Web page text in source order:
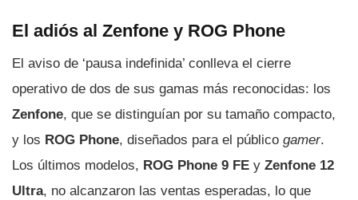
El adiós al Zenfone y ROG Phone
El aviso de ‘pausa indefinida’ conlleva el cierre
operativo de dos de sus gamas más reconocidas: los
Zenfone, que se distinguían por su tamaño compacto,
y los ROG Phone, diseñados para el público gamer.
Los últimos modelos, ROG Phone 9 FE y Zenfone 12
Ultra, no alcanzaron las ventas esperadas, lo que